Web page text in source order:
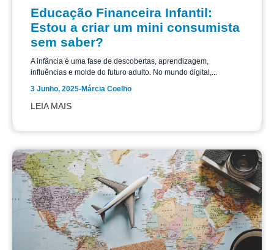
Educação Financeira Infantil:
Estou a criar um mini consumista
sem saber?
A infância é uma fase de descobertas, aprendizagem,
influências e molde do futuro adulto. No mundo digital,...
3 Junho, 2025-Márcia Coelho
LEIA MAIS